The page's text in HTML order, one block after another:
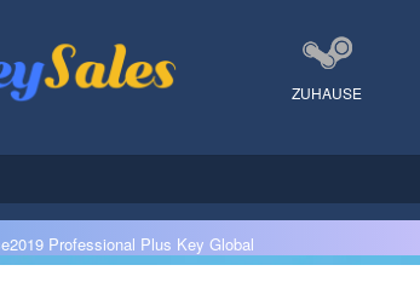
ZUHAUSE
Professional Plus Key Global